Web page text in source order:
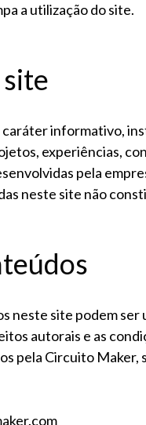
a utilização do site.
informativo,
experiências,
pela
neste site não
neste site podem
autorais e as
pela Circuito